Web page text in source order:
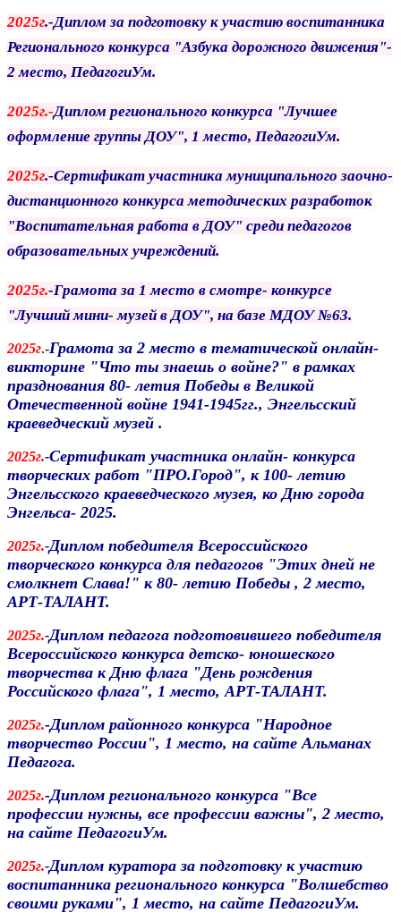
2025г.-Диплом за подготовку к участию воспитанника
Регионального конкурса "Азбука дорожного движения"-
2 место, ПедагогиУм.
2025г.-Диплом регионального конкурса "Лучшее
оформление группы ДОУ", 1 место, ПедагогиУм.
2025г.-Сертификат участника муниципального заочно-
дистанционного конкурса методических разработок
"Воспитательная работа в ДОУ" среди педагогов
образовательных учреждений.
2025г.-Грамота за 1 место в смотре- конкурсе
"Лучший мини- музей в ДОУ", на базе МДОУ №63.
2025г.-Грамота за 2 место в тематической онлайн-
викторине "Что ты знаешь о войне?" в рамках
празднования 80- летия Победы в Великой
Отечественной войне 1941-1945гг., Энгельсский
краеведческий музей .
2025г.-Сертификат участника онлайн- конкурса
творческих работ "ПРО.Город", к 100- летию
Энгельсского краеведческого музея, ко Дню города
Энгельса- 2025.
2025г.-Диплом победителя Всероссийского
творческого конкурса для педагогов "Этих дней не
смолкнет Слава!" к 80- летию Победы , 2 место,
АРТ-ТАЛАНТ.
2025г.-Диплом педагога подготовившего победителя
Всероссийского конкурса детско- юношеского
творчества к Дню флага "День рождения
Российского флага", 1 место, АРТ-ТАЛАНТ.
2025г.-Диплом районного конкурса "Народное
творчество России", 1 место, на сайте Альманах
Педагога.
2025г.-Диплом регионального конкурса "Все
профессии нужны, все профессии важны", 2 место,
на сайте ПедагогиУм.
2025г.-Диплом куратора за подготовку к участию
воспитанника регионального конкурса "Волшебство
своими руками", 1 место, на сайте ПедагогиУм.